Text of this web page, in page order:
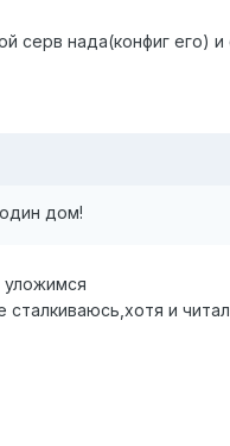
серв нада(конфиг его)
дом!
уложимся
и